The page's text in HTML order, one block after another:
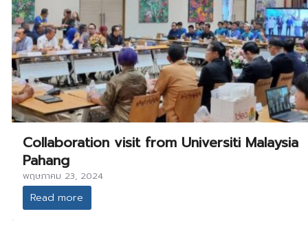
Collaboration visit from Universiti Malaysia
Pahang
พฤษภาคม 23, 2024
Read more